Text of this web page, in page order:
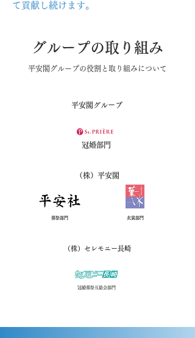
て貢献し続けます。
​グループの取り組み
平安閣グループの役割と取り組みについて
平安閣グループ
冠婚部門
（株）平安閣
​葬祭部門 衣裳部門
（株）セレモニー長崎
冠婚葬祭互助会部門